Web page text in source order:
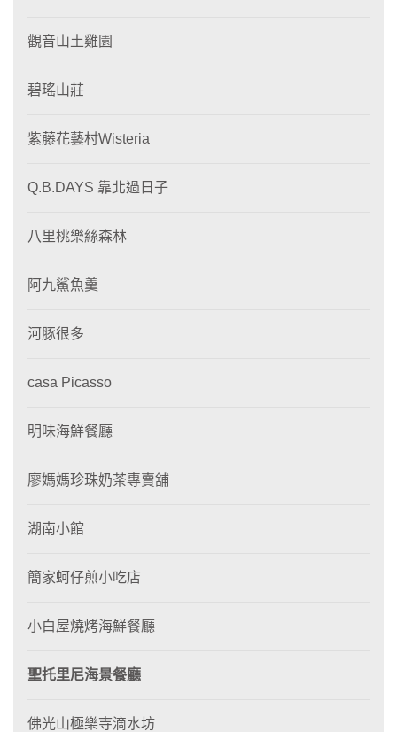
觀音山土雞園
碧瑤山莊
紫藤花藝村Wisteria
Q.B.DAYS 靠北過日子
八里桃樂絲森林
阿九鯊魚羹
河豚很多
casa Picasso
明味海鮮餐廳
廖媽媽珍珠奶茶專賣舖
湖南小館
簡家蚵仔煎小吃店
小白屋燒烤海鮮餐廳
聖托里尼海景餐廳
佛光山極樂寺滴水坊